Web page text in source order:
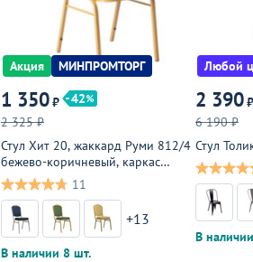
Акция МИНПРОМТОРГ
1 350₽
42
2 325 ₽
Стул Хит 20, жаккард Руми 812/4
бежево-коричневый, каркас
золото
11
+13
В наличии 8 шт.
Любой
2 390₽
6 190 ₽
Стул
В